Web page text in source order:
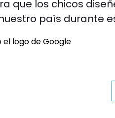
que los chicos
país durante